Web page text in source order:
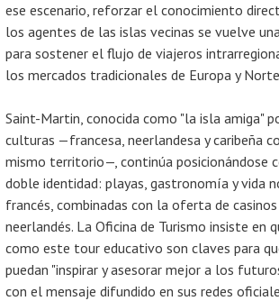
ese escenario, reforzar el conocimiento
los agentes de las islas vecinas se vuelve
para sostener el flujo de viajeros
los mercados tradicionales de Europa y
Saint-Martin, conocida como "la isla amiga"
culturas —francesa, neerlandesa y caribeña
mismo territorio—, continúa posicionándose
doble identidad: playas, gastronomía y vida
francés, combinadas con la oferta de
neerlandés. La Oficina de Turismo insiste en
como este tour educativo son claves para
puedan "inspirar y asesorar mejor a los
con el mensaje difundido en sus redes